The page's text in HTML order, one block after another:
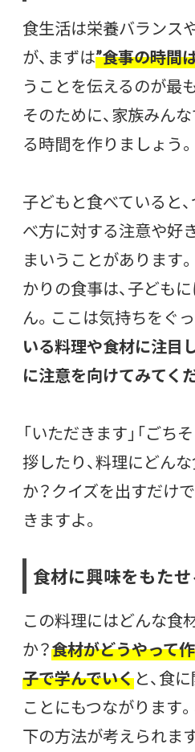
食生活は栄養バランス
が、まずは”食事の時間
うことを伝えるのが最
そのために、家族みん
る時間を作りましょう。
子どもと食べていると
べ方に対する注意や好
まいうことがあります
かりの食事は、子ども
ん。ここは気持ちをぐ
いる料理や食材に注目
に注意を向けてみてく
「いただきます」「ごち
拶したり、料理にどん
か？クイズを出すだけ
きますよ。
食材に興味をもたせ
この料理にはどんな食
か？食材がどうやって
子で学んでいくと、食
ことにもつながります
下の方法が考えられます